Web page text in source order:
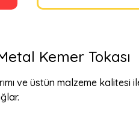
Kemer Tokası
ve üstün malzeme